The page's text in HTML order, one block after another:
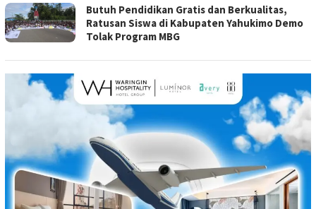
Butuh Pendidikan Gratis dan Berkualitas,
Ratusan Siswa di Kabupaten Yahukimo Demo
Tolak Program MBG